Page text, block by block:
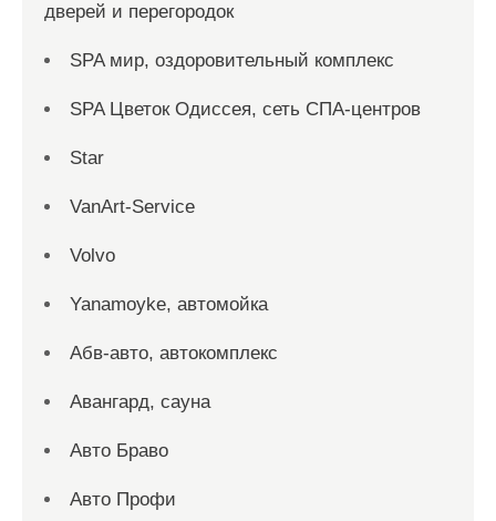
дверей и перегородок
SPA мир, оздоровительный комплекс
SPA Цветок Одиссея, сеть СПА-центров
Star
VanArt-Service
Volvo
Yanamoyke, автомойка
Абв-авто, автокомплекс
Авангард, сауна
Авто Браво
Авто Профи